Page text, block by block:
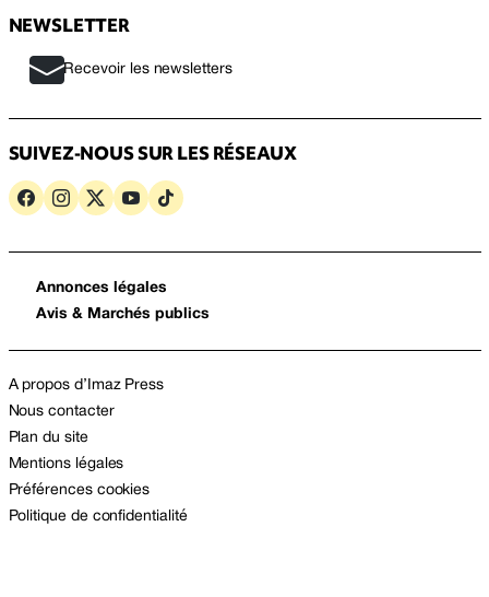
NEWSLETTER
Recevoir les newsletters
SUIVEZ-NOUS SUR LES RÉSEAUX
Annonces légales
Avis & Marchés publics
A propos d’Imaz Press
Nous contacter
Plan du site
Mentions légales
Préférences cookies
Politique de confidentialité